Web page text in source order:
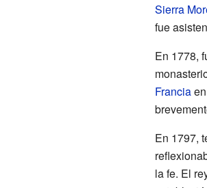
Sierra
fue
En 1778,
Franciaen
En 1797,
la fe. El